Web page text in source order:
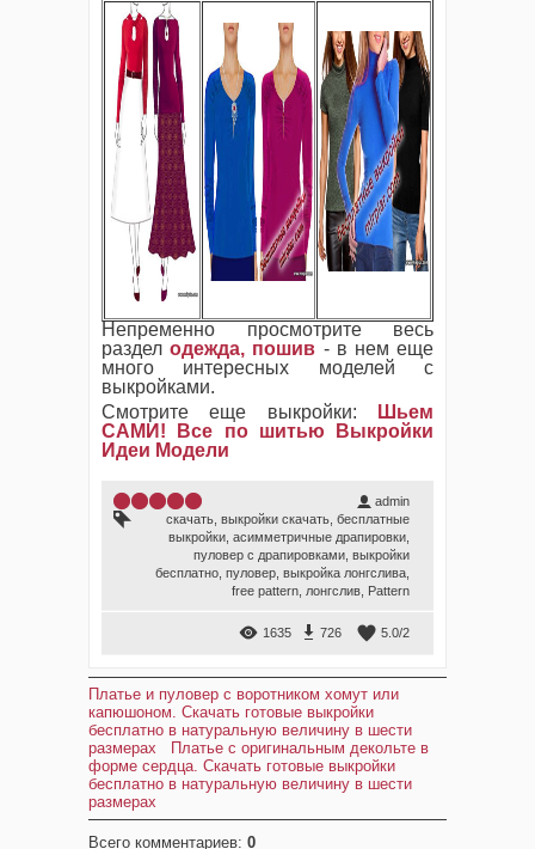
Непременно просмотрите весь
разделодежда, пошив - в нем еще
много интересных моделей с
выкройками.
Смотрите еще выкройки:
Шьем
САМИ! Все по шитью Выкройки
Идеи Модели
1 2 3 4
admin
скачать выкройки скачать бесплатные
выкройки асимметричные драпировки
пуловер с драпировками выкройки
бесплатно пуловер выкройка лонгслива
free pattern лонгслив Pattern
1635 726 5.0/2
Платье и пуловер с воротником хомут или
капюшоном. Скачать готовые выкройки
бесплатно в натуральную величину в шести
размерах
Платье с оригинальным декольте в
форме сердца. Скачать готовые выкройки
бесплатно в натуральную величину в шести
размерах
Всего комментариев: 0